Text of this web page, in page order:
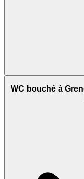
WC bouché à